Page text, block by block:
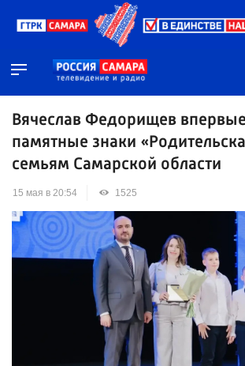
Вячеслав Федорищев
памятные знаки
семьям Самарской области
15 мая в 20:54 1525